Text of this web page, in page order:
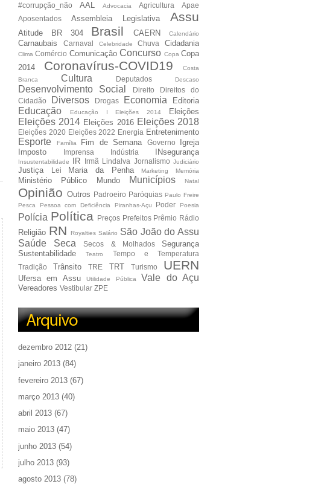
#corrupção_não AAL Advocacia Agricultura
Apae
Aposentados
Assembleia Legislativa Assu
Atitude BR 304 Brasil CAERN Calendário
Carnaubais Carnaval Celebridade Chuva Cidadania
Clima Comércio Comunicação Concurso Copa Copa
2014
Coronavírus-COVID19
Costa
Branca
Cultura Deputados Descaso
Desenvolvimento Social Direito
Direitos do
Cidadão
Diversos Drogas Economia Editoria
Educação Educação I Eleições 2014 Eleições
Eleições 2014 Eleições 2016 Eleições 2018
Eleições 2020 Eleições 2022 Energia Entretenimento
Esporte Família Fim de Semana Governo
Igreja
Imposto
Imprensa Indústria INsegurança
Insustentabilidade IR Irmã Lindalva Jornalismo Judiciário
Justiça Lei Maria da Penha Marketing Memória
Ministério Público Mundo Municípios Natal
Opinião Outros Padroeiro Paróquias Paulo Freire
Pesca
Pessoa com Deficiência Piranhas-Açu Poder Poesia
Polícia Política Preços Prefeitos Prêmio Rádio
Religião RN Royalties Salário São João do Assu
Saúde
Seca Secos & Molhados
Segurança
Sustentabilidade
Teatro
Tempo e Temperatura
Tradição
Trânsito TRE TRT Turismo UERN
Ufersa em Assu Utilidade Pública Vale do Açu
Vereadores Vestibular ZPE
dezembro 2012 (21)
janeiro 2013 (84)
fevereiro 2013 (67)
março 2013 (40)
abril 2013 (67)
maio 2013 (47)
junho 2013 (54)
julho 2013 (93)
agosto 2013 (78)